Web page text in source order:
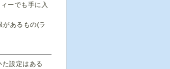
ーでも手に入
があるもの(ラ
設定はある